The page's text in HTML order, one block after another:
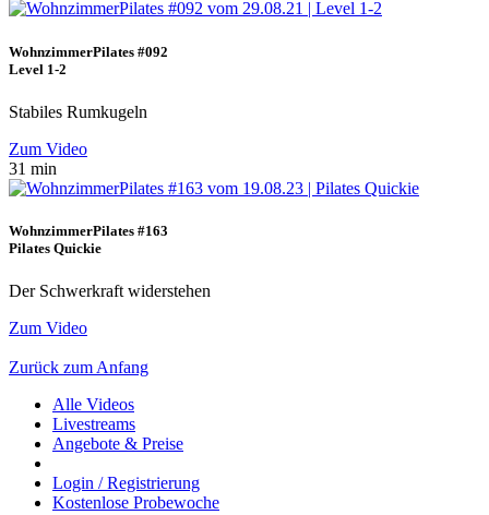
WohnzimmerPilates #092
Level 1-2
Stabiles Rumkugeln
Zum Video
31 min
WohnzimmerPilates #163
Pilates Quickie
Der Schwerkraft widerstehen
Zum Video
Zurück zum Anfang
Alle Videos
Livestreams
Angebote & Preise
Login / Registrierung
Kostenlose Probewoche